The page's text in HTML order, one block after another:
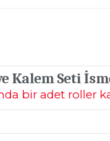
Kalem Seti
bir adet roller